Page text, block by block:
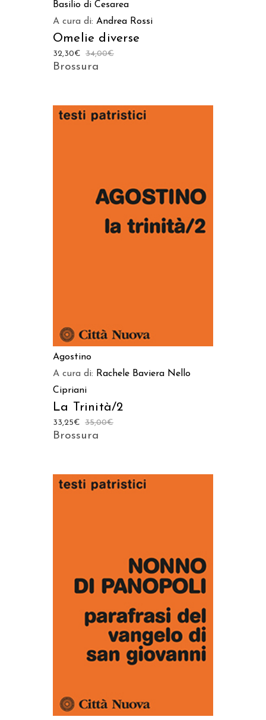
Basilio di Cesarea
A cura di: Andrea Rossi
Omelie diverse
34,00€
32,30€
Brossura
AGGIUNGI AL CARRELLO
Agostino
A cura di: Rachele Baviera Nello
Cipriani
La Trinità/2
35,00€
33,25€
Brossura
AGGIUNGI AL CARRELLO